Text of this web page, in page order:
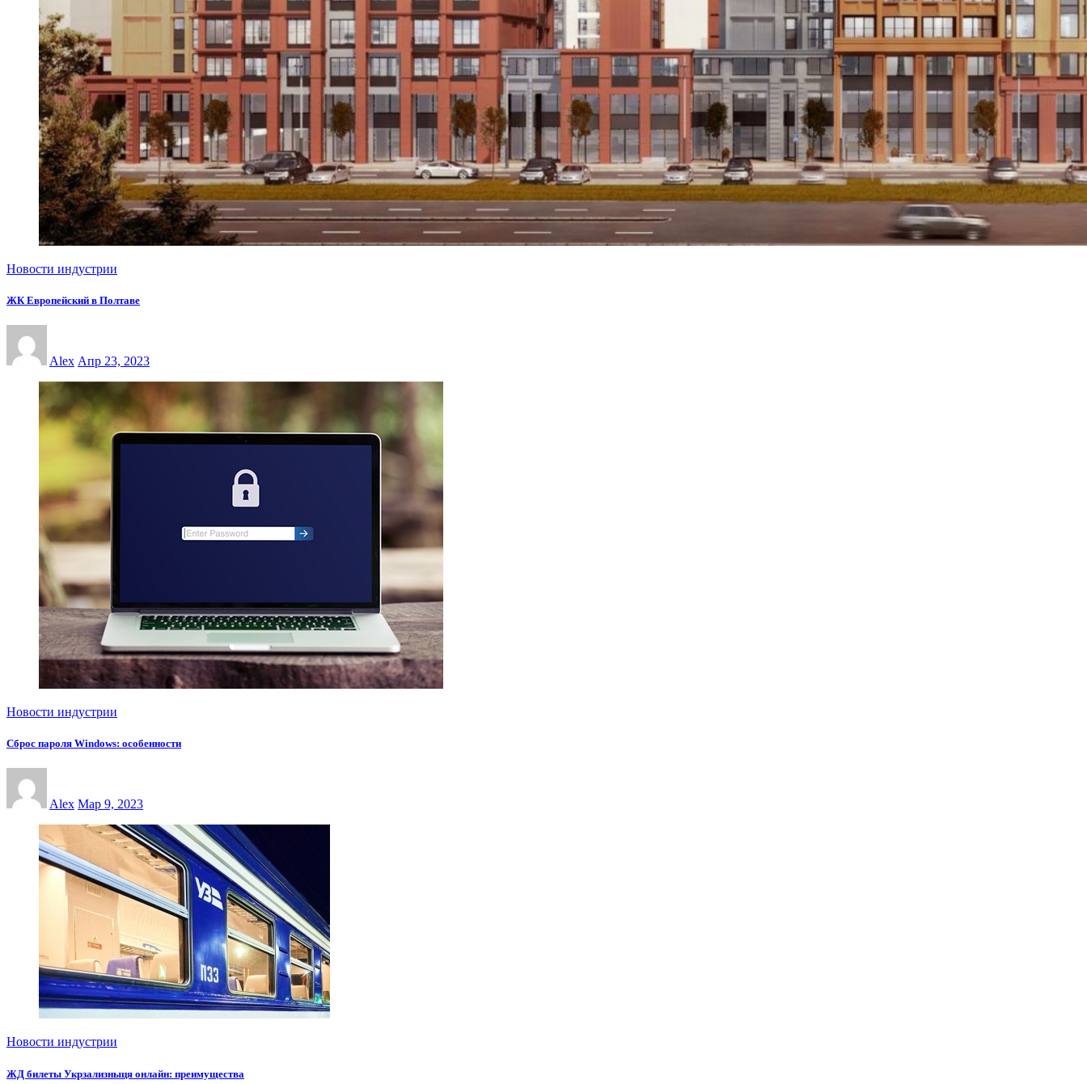
Новости индустрии
ЖК Европейский в Полтаве
Alex Апр 23, 2023
Новости индустрии
Сброс пароля Windows: особенности
Alex Мар 9, 2023
Новости индустрии
ЖД билеты Укрзализныця онлайн: преимущества